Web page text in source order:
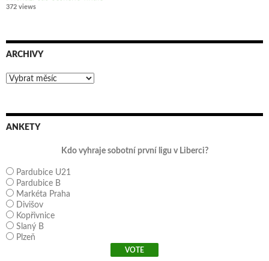
372 views
ARCHIVY
Archivy
ANKETY
Kdo vyhraje sobotní první ligu v Liberci?
Pardubice U21
Pardubice B
Markéta Praha
Divišov
Kopřivnice
Slaný B
Plzeň